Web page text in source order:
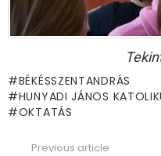
BÉKÉSSZENTANDRÁS
HUNYADI JÁNOS
OKTATÁS
Previous article